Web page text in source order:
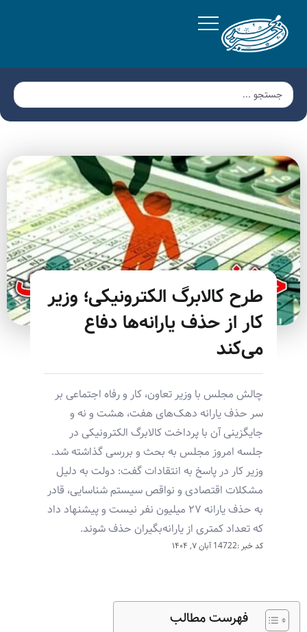
طرح کالابرگ الکترونیکی؛ وزیر
کار از حذف یارانه‌ها دفاع
می‌کند
چالش مجلس با وزیر تعاون، کار و رفاه اجتماعی بر
سر حذف یارانه دهک‌های هفت، هشت و نه و
جایگزینی آن با پرداخت کالابرگ الکترونیکی در
جلسه امروز مجلس به بحث و بررسی گذاشته شد.
وزیر کار در پاسخ به انتقادات گفت: دولت به دلیل
مشکلات اقتصادی و نواقص سیستم شناسایی، قادر
به حذف یارانه ۲۷ میلیون نفر نیست و پیشنهاد داد
که تعداد کمتری از یارانه‌بگیران حذف شوند.
کد خبر :14722 آبان ۷, ۱۴۰۴
فهرست مطالب